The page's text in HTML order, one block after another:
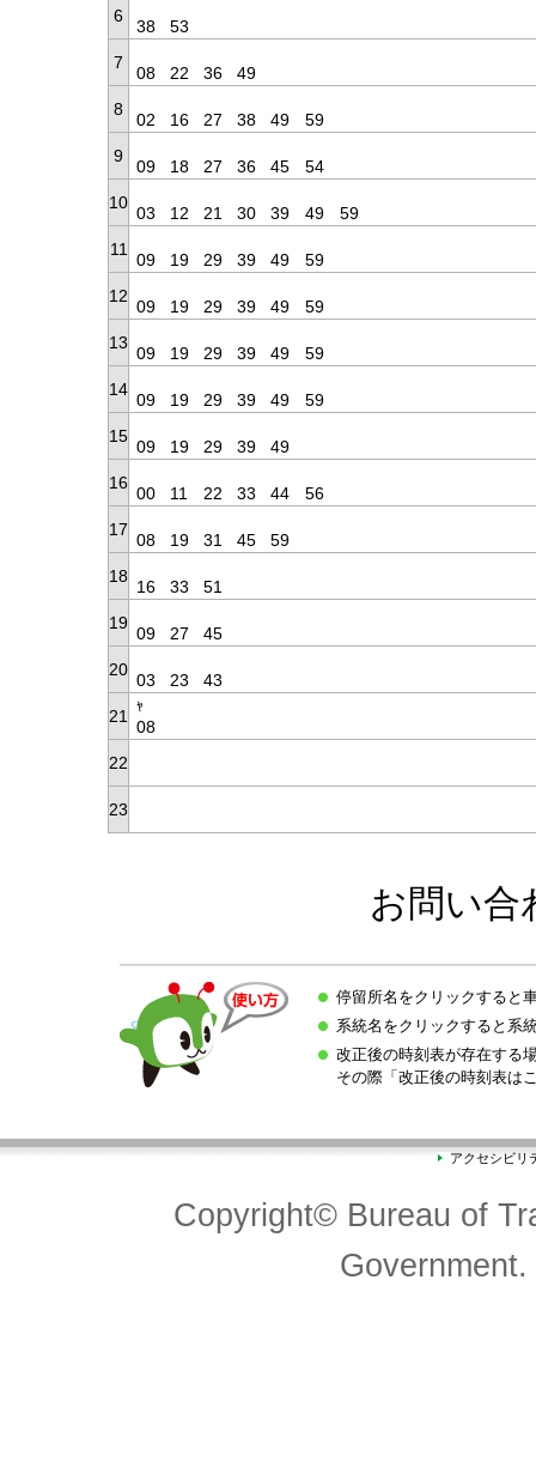
6
38
53
7
08 22 36
49
8
02 16 27 38 49
59
9
09 18 27 36 45
54
10
03 12 21 30 39 49
59
11
09 19 29 39 49
59
12
09 19 29 39 49
59
13
09 19 29 39 49
59
14
09 19 29 39 49
59
15
09 19 29 39
49
16
00 11 22 33 44
56
17
08 19 31 45
59
18
16 33
51
19
09 27
45
20
03 23
43
21
ﾔ
08
22
23
お問い合
停留所名をクリックすると
系統名をクリックすると系
改正後の時刻表が存在する
その際「改正後の時刻表は
アクセシビリ
Copyright© Bureau of